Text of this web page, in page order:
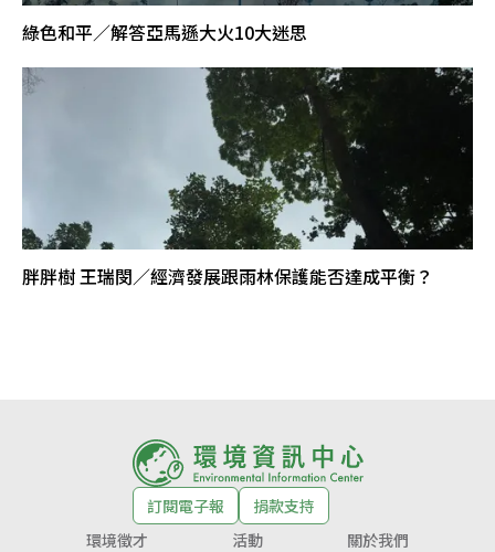
綠色和平／解答亞馬遜大火10大迷思
胖胖樹 王瑞閔／經濟發展跟雨林保護能否達成平衡？
訂閱電子報
捐款支持
環境徵才
活動 關於我們